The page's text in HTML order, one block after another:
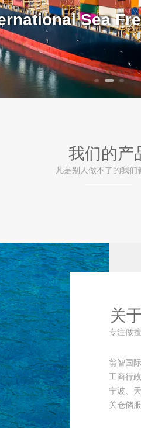
Sea
我们的产
凡是别人做不了的我们
关
专注做
翁智国
工商行
宁波、
关仓储